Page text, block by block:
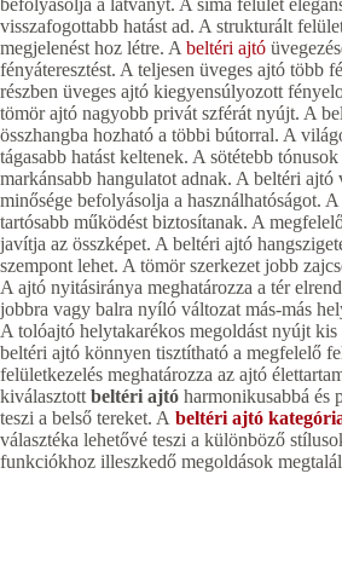
befolyásolja a látványt. A sima felület
visszafogottabb hatást ad. A strukturált
megjelenést hoz létre. Abeltéri ajtó
fényáteresztést. A teljesen üveges ajtó több
részben üveges ajtó kiegyensúlyozott
tömör ajtó nagyobb privát szférát nyújt. A
összhangba hozható a többi bútorral. A
tágasabb hatást keltenek. A sötétebb
markánsabb hangulatot adnak. A beltéri ajtó
minősége befolyásolja a használhatóságot.
tartósabb működést biztosítanak. A
javítja az összképet. A beltéri ajtó
szempont lehet. A tömör szerkezet jobb
A ajtó nyitásiránya meghatározza a tér
jobbra vagy balra nyíló változat más-más
A tolóajtó helytakarékos megoldást nyújt kis
beltéri ajtó könnyen tisztítható a megfelelő
felületkezelés meghatározza az ajtó
kiválasztottbeltéri ajtó harmonikusabbá és
teszi a belső tereket. A beltéri ajtó
választéka lehetővé teszi a különböző
funkciókhoz illeszkedő megoldások